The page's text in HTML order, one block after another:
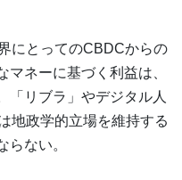
にとってのCBDCからの
マネーに基づく利益は、
「リブラ」やデジタル人
地政学的立場を維持する
らない。